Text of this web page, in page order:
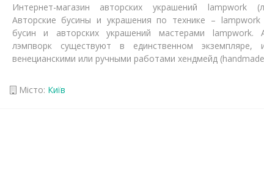
Интернет-магазин авторских украшений lampwork
Авторские бусины и украшения по технике – lampwork
бусин и авторских украшений мастерами lampwork.
лэмпворк существуют в единственном экземпляре,
венецианскими или ручными работами хендмейд
Місто: Київ